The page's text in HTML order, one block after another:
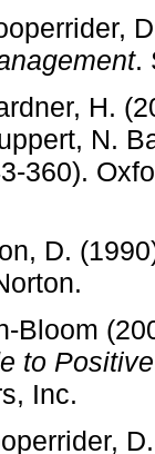
.
H.
N.
360).
D.
Bloom
to
Inc.